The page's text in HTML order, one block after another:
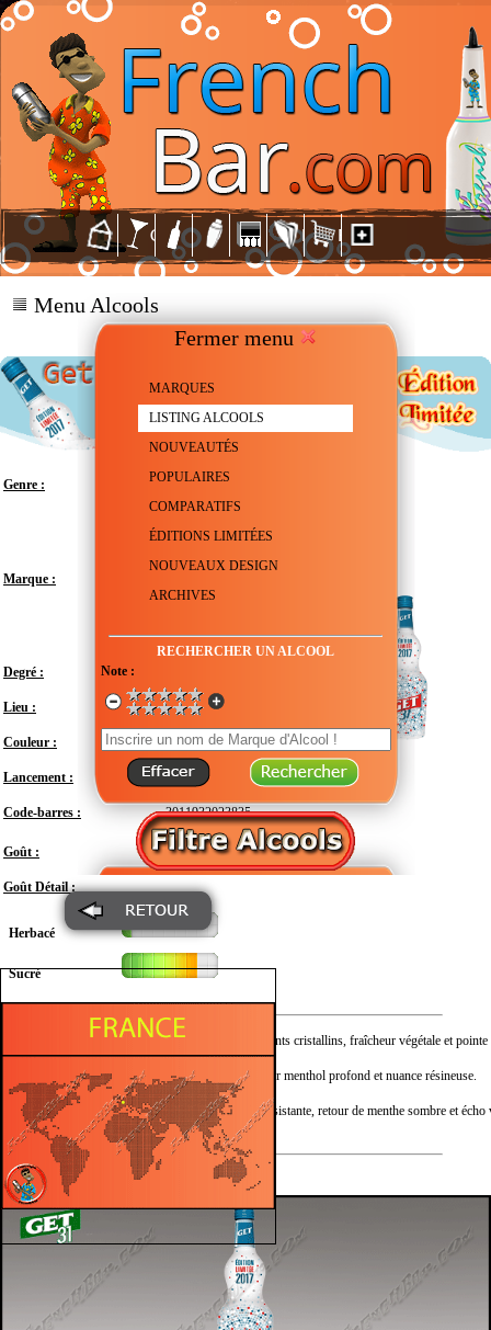
Fermer menu
MARQUES
LISTING ALCOOLS
NOUVEAUTÉS
POPULAIRES
COMPARATIFS
ÉDITIONS LIMITÉES
NOUVEAUX DESIGN
ARCHIVES
RECHERCHER UN ALCOOL
Note :
Menu Alcools
Genre : Liqueur à base de Menthe forte
Marque :
Degré :
Lieu : France - Occitanie - Gard - Beaucaire
Couleur : Transparent
Lancement : 2017
Code-barres : 3011932023835
Goût : Modéré
Goût Détail :
Herbacé
Sucré
Menthe forte aux accents cristallins, fraîcheur végétale et pointe
Expression franche sur menthol profond et nuance résineuse.
Finale : Sensation glaciale persistante, retour de menthe sombre et écho